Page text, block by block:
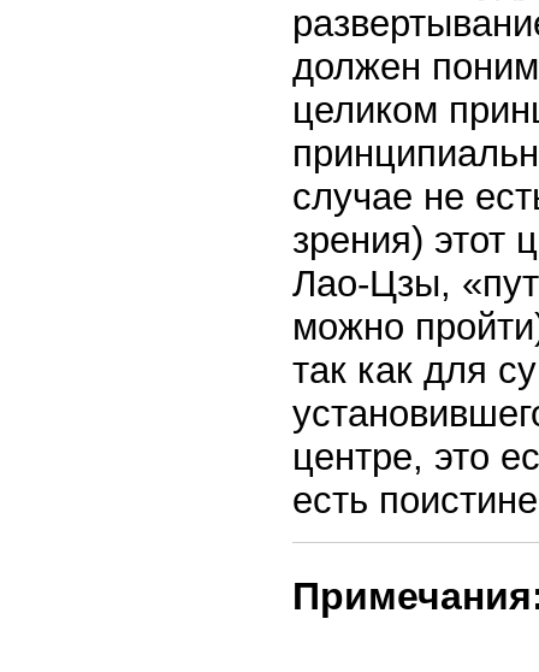
должен
целиком
случае не
зрения) этот
Лао-Цзы,
можно
так как для
центре, это
есть